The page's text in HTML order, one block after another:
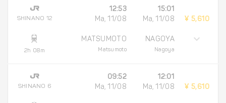
SHINANO 12
2h 08m
12:53
Ma, 11/08
MATSUMOTO
Matsumoto
15:01
Ma, 11/08
NAGOYA
Nagoya
¥ 5,610
SHINANO 6
09:52
Ma, 11/08
12:01
Ma, 11/08
¥ 5,610